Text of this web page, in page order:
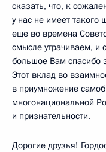
сказать, что, к
у нас не имеет
еще во времена
смысле утрачиваем, и
большое Вам спасибо
Этот вклад во
в приумножение
многонациональной
и признательности.
Дорогие друзья!